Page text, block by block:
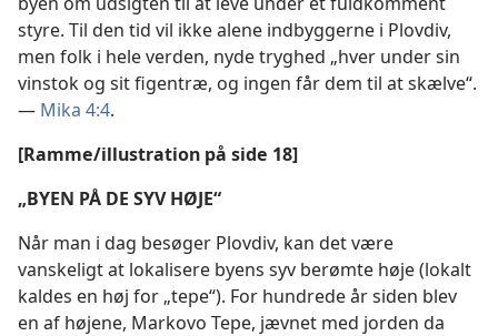
styre. Til den tid vil ikke alene indbyggerne i Plovdiv,
men folk i hele verden, nyde tryghed „hver under sin
vinstok og sit figentræ, og ingen får dem til at skælve“.
— Mika 4:4.
[Ramme/​illustration på side 18]
„BYEN PÅ DE SYV HØJE“
Når man i dag besøger Plovdiv, kan det være
vanskeligt at lokalisere byens syv berømte høje (lokalt
kaldes en høj for „tepe“). For hundrede år siden blev
en af højene, Markovo Tepe, jævnet med jorden da